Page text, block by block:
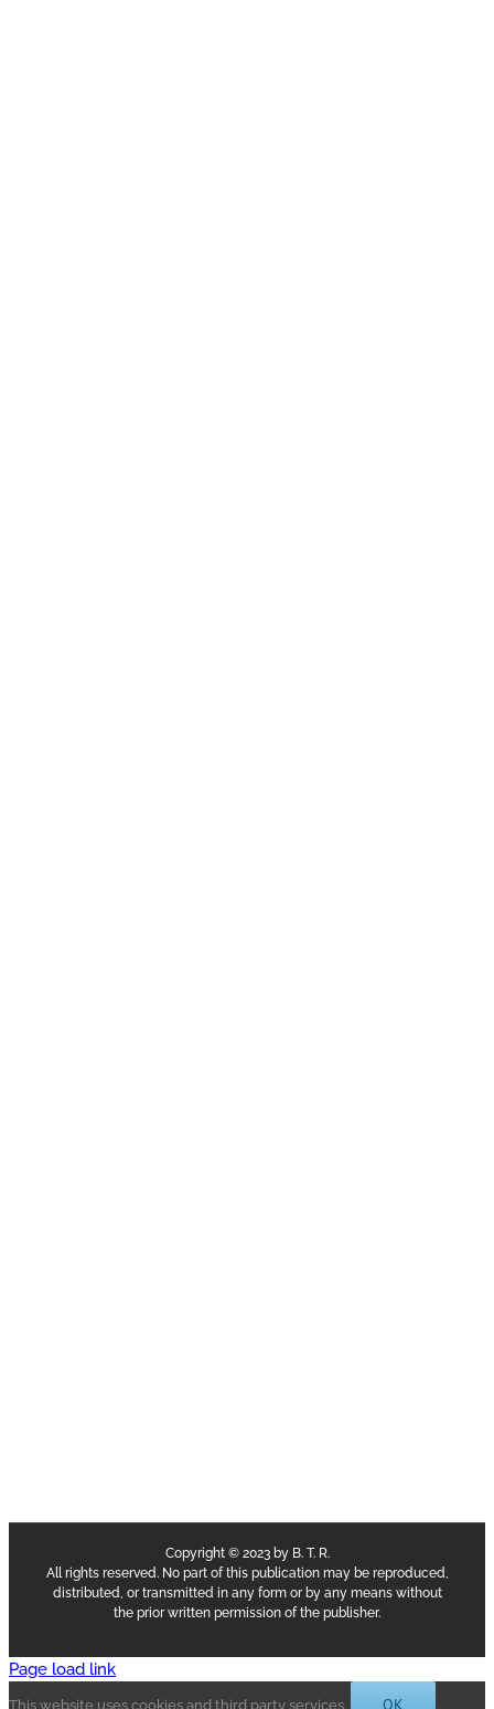
Copyright © 2023 by B. T. R.
All rights reserved. No part of this publication may be reproduced,
distributed, or transmitted in any form or by any means without
the prior written permission of the publisher.
Page load link
This website uses cookies and third party services. OK